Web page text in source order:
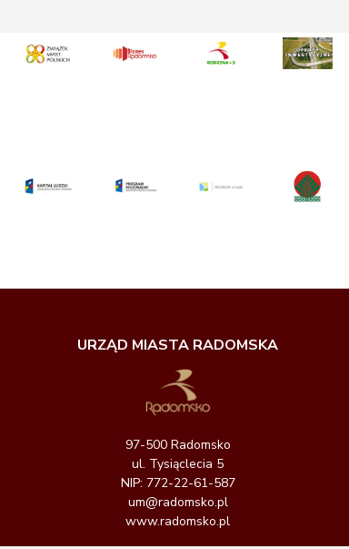
URZĄD MIASTA RADOMSKA
97-500 Radomsko
ul. Tysiąclecia 5
NIP: 772-22-61-587
um@radomsko.pl
www.radomsko.pl